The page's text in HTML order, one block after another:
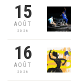
15
AOÛT
2026
16
AOÛT
2026